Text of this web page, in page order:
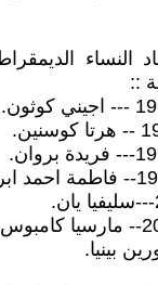
النساء
::